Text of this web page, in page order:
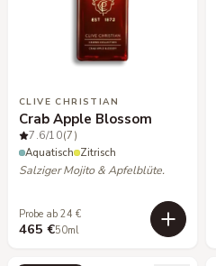
CLIVE CHRISTIAN
Crab Apple Blossom
7.6/10(7)
Aquatisch Zitrisch
Salziger Mojito & Apfelblüte.
Probe ab 24 €
465 €50ml